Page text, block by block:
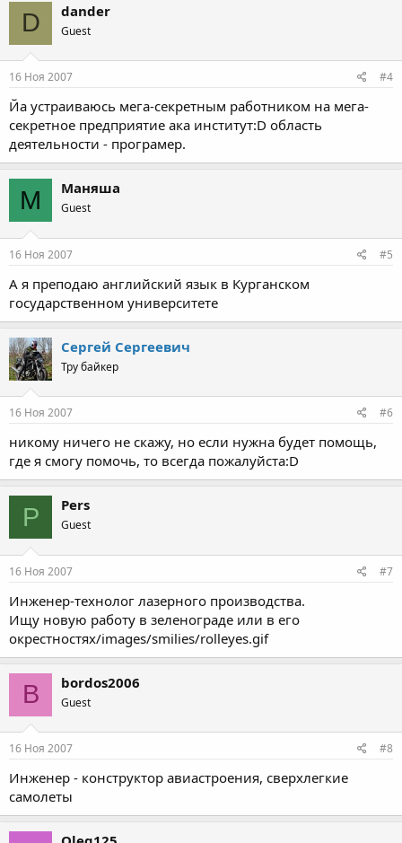
D dander
Guest
16 Ноя 2007 #4
Йа устраиваюсь мега-секретным работником на мега-
секретное предприятие ака институт:D область
деятельности - програмер.
М Маняша
Guest
16 Ноя 2007 #5
А я преподаю английский язык в Курганском
государственном университете
Сергей Сергеевич
Тру байкер
16 Ноя 2007 #6
никому ничего не скажу, но если нужна будет помощь,
где я смогу помочь, то всегда пожалуйста:D
P Pers
Guest
16 Ноя 2007 #7
Инженер-технолог лазерного производства.
Ищу новую работу в зеленограде или в его
окрестностях/images/smilies/rolleyes.gif
B bordos2006
Guest
16 Ноя 2007 #8
Инженер - конструктор авиастроения, сверхлегкие
самолеты